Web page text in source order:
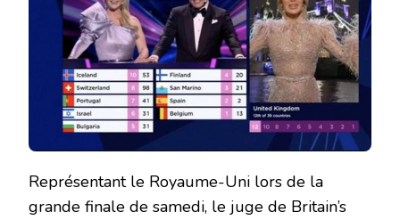
Représentant le Royaume-Uni lors de la
grande finale de samedi, le juge de Britain’s